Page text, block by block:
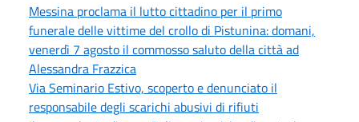
Messina proclama il lutto cittadino per il primo
funerale delle vittime del crollo di Pistunina: domani,
venerdì 7 agosto il commosso saluto della città ad
Alessandra Frazzica
Via Seminario Estivo, scoperto e denunciato il
responsabile degli scarichi abusivi di rifiuti